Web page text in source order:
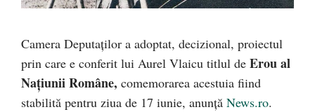
Camera Deputaţilor a adoptat, decizional, proiectul
prin care e conferit lui Aurel Vlaicu titlul de Erou al
Naţiunii Române, comemorarea acestuia fiind
stabilită pentru ziua de 17 iunie, anunță News.ro.